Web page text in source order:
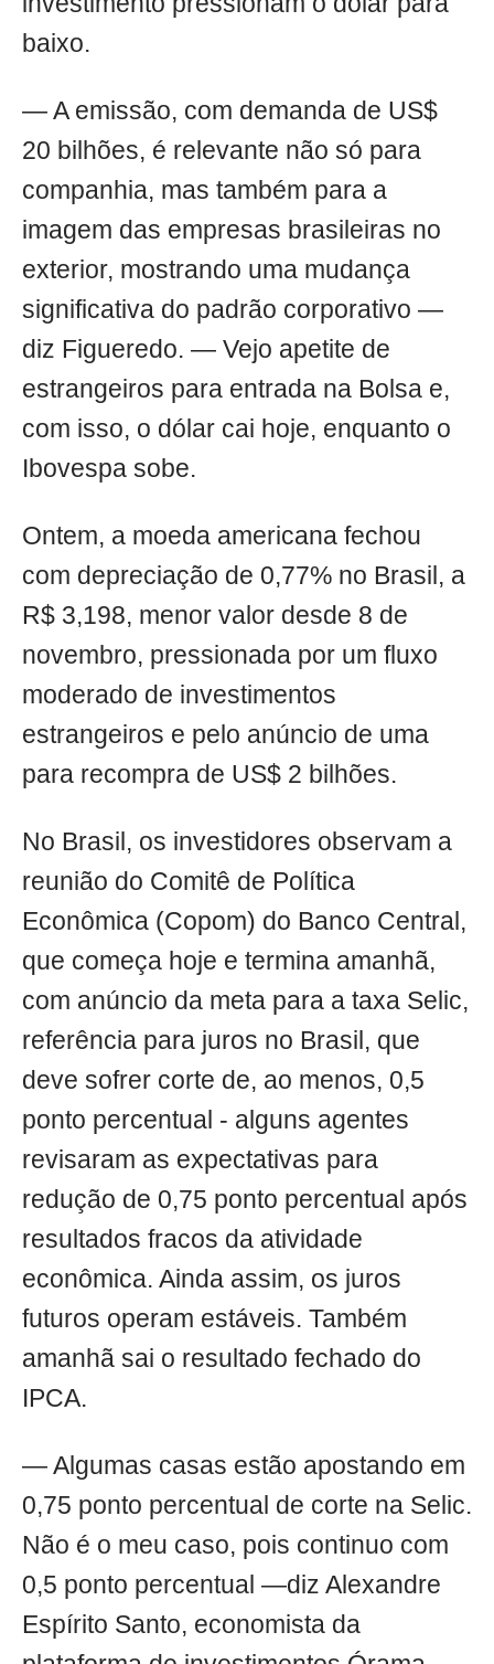
baixo.
— A emissão, com demanda de US$
20 bilhões, é relevante não só para
companhia, mas também para a
imagem das empresas brasileiras no
exterior, mostrando uma mudança
significativa do padrão corporativo —
diz Figueredo. — Vejo apetite de
estrangeiros para entrada na Bolsa e,
com isso, o dólar cai hoje, enquanto o
Ibovespa sobe.
Ontem, a moeda americana fechou
com depreciação de 0,77% no Brasil, a
R$ 3,198, menor valor desde 8 de
novembro, pressionada por um fluxo
moderado de investimentos
estrangeiros e pelo anúncio de uma
para recompra de US$ 2 bilhões.
No Brasil, os investidores observam a
reunião do Comitê de Política
Econômica (Copom) do Banco Central,
que começa hoje e termina amanhã,
com anúncio da meta para a taxa Selic,
referência para juros no Brasil, que
deve sofrer corte de, ao menos, 0,5
ponto percentual - alguns agentes
revisaram as expectativas para
redução de 0,75 ponto percentual após
resultados fracos da atividade
econômica. Ainda assim, os juros
futuros operam estáveis. Também
amanhã sai o resultado fechado do
IPCA.
— Algumas casas estão apostando em
0,75 ponto percentual de corte na Selic.
Não é o meu caso, pois continuo com
0,5 ponto percentual —diz Alexandre
Espírito Santo, economista da